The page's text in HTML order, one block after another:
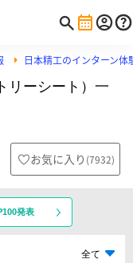
日本精工のインターン体
リーシート）一
お気に入り (7932)
発表
全て